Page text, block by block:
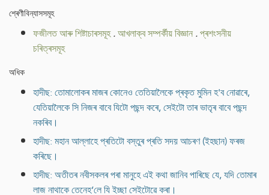
শ্ৰেণীবিন্যাসসমূহ
ফজীলত আৰু শিষ্টাচাৰসমূহ.আখলাক্ব সম্পৰ্কীয় বিজ্ঞান.প্ৰশংসনীয়
চৰিত্ৰসমূহ
অধিক
হাদীছ: তোমালোকৰ মাজৰ কোনেও তেতিয়ালৈকে প্ৰকৃত মুমিন হ'ব নোৱাৰে,
যেতিয়ালৈকে সি নিজৰ বাবে যিটো পছন্দ কৰে, সেইটো তাৰ ভাতৃৰ বাবে পছন্দ
নকৰিব।
হাদীছ: মহান আল্লাহে প্ৰতিটো বস্তুৰ প্ৰতি সদয় আচৰণ (ইহছান) ফৰজ
কৰিছে।
হাদীছ: অতীতৰ নবীসকলৰ পৰা মানুহে এই কথা জানিব পাৰিছে যে, যদি তোমাৰ
লাজ নাথাকে তেনেহ’লে যি ইচ্ছা সেইটোৱে কৰা।